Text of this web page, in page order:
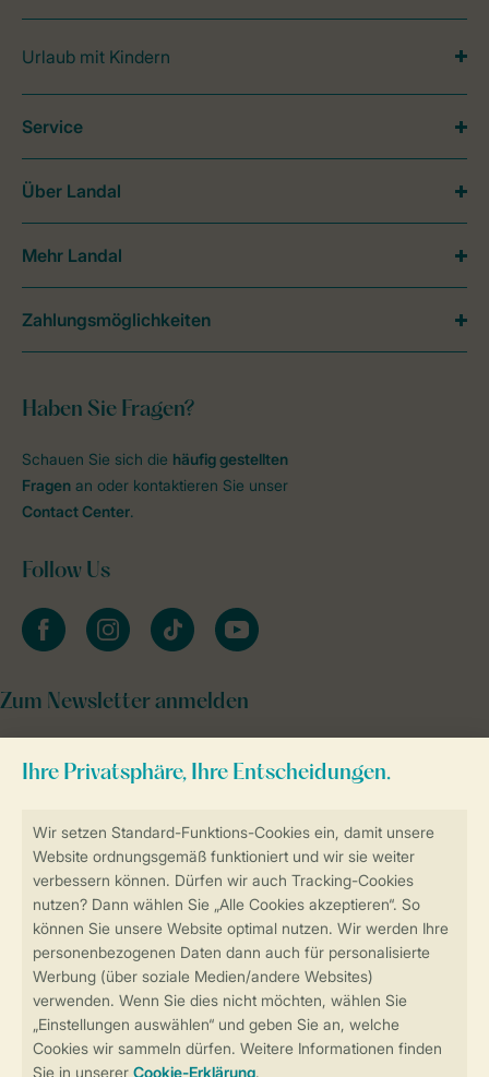
Sicherstellung Deiner Privatsphäre
Sicher und schnell zur Online-Buchung
Sichere Datenübertragung
Sicheres Bezahlen
Urlaub mit Kindern
Haben Sie Fragen?
Schauen Sie sich die häufig gestellten
Fragen an oder kontaktieren Sie unser
Contact Center.
Follow Us
facebookinstagramtiktok youtube
Zum Newsletter anmelden
Service
Über Landal
Mehr Landal
Zahlungsmöglichkeiten